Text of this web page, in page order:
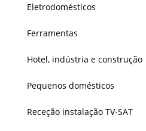
Eletrodomésticos
Ferramentas
Hotel, indústria e construção
Pequenos domésticos
Receção instalação TV-SAT